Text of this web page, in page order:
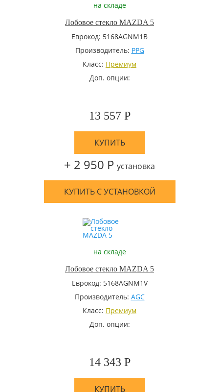
на складе
Лобовое стекло MAZDA 5
Еврокод: 5168AGNM1B
Производитель: PPG
Класс: Премиум
Доп. опции:
13 557 Р
КУПИТЬ
+ 2 950 Р установка
КУПИТЬ С УСТАНОВКОЙ
на складе
Лобовое стекло MAZDA 5
Еврокод: 5168AGNM1V
Производитель: AGC
Класс: Премиум
Доп. опции:
14 343 Р
КУПИТЬ